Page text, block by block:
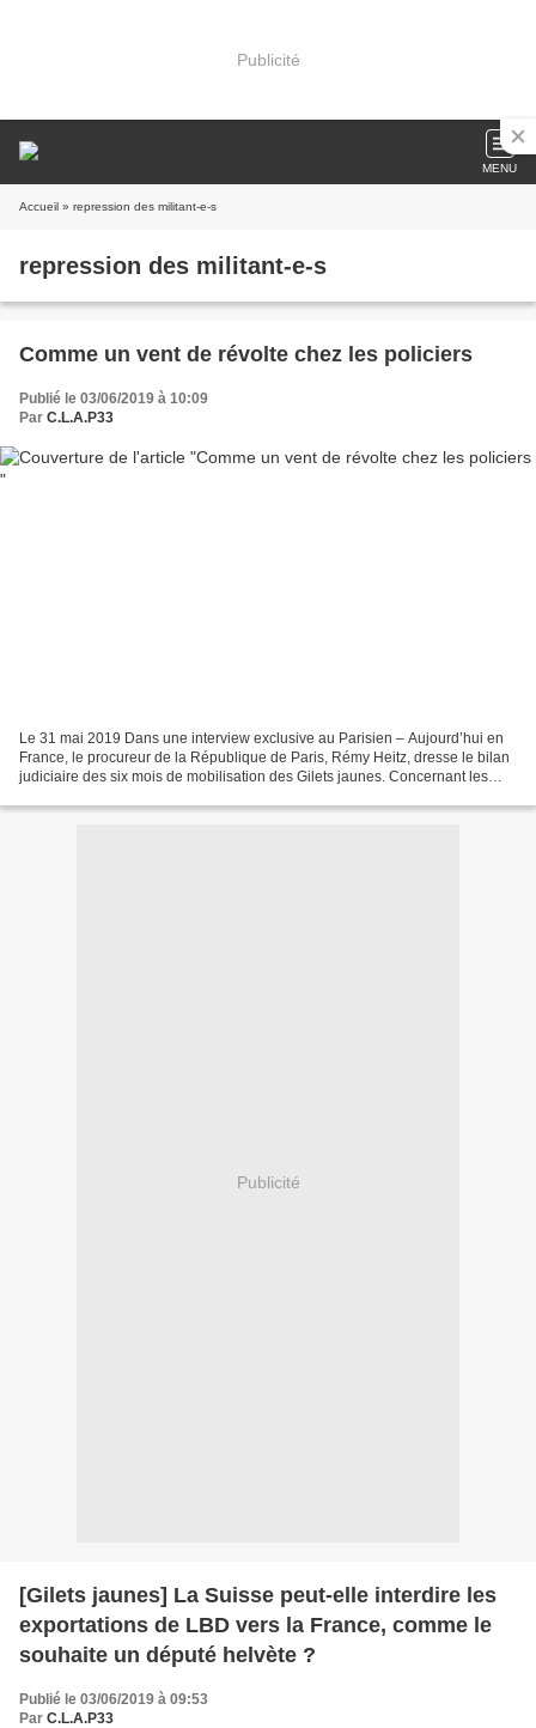
Publicité
MENU
Accueil » repression des militant-e-s
repression des militant-e-s
Comme un vent de révolte chez les policiers
Publié le 03/06/2019 à 10:09
Par C.L.A.P33
Le 31 mai 2019 Dans une interview exclusive au Parisien – Aujourd’hui en
France, le procureur de la République de Paris, Rémy Heitz, dresse le bilan
judiciaire des six mois de mobilisation des Gilets jaunes. Concernant les
Publicité
[Gilets jaunes] La Suisse peut-elle interdire les
exportations de LBD vers la France, comme le
souhaite un député helvète ?
Publié le 03/06/2019 à 09:53
Par C.L.A.P33